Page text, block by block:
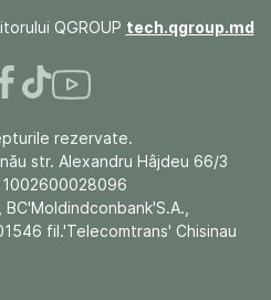
QGROUP tech.qgroup.md
rezervate.
str. Alexandru Hâjdeu 66/3
fil.'Telecomtrans' Chisinau